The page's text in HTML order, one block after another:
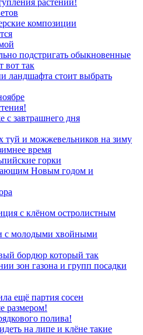
растений!
композиции
подстригать обыкновенные
вот так
ландшафта стоит выбрать
с завтрашнего дня
туй и можжевельников на зиму
время
горки
Новым годом и
с клёном остролистным
с молодыми хвойными
бордюр который так
зон газона и групп посадки
ещё партия сосен
размером!
полива!
на липе и клёне такие